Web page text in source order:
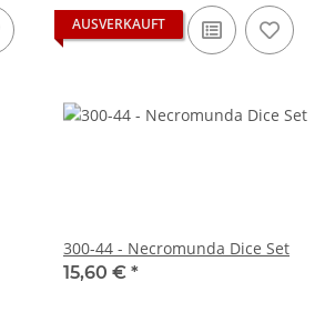
AUSVERKAUFT
300-44 - Necromunda Dice Set
15,60 € *